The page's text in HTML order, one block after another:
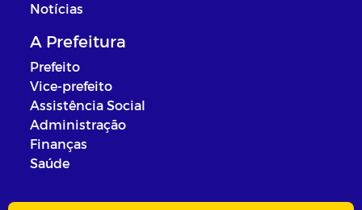
Notícias
A Prefeitura
Prefeito
Vice-prefeito
Assistência Social
Administração
Finanças
Saúde